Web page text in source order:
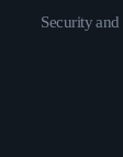
Security